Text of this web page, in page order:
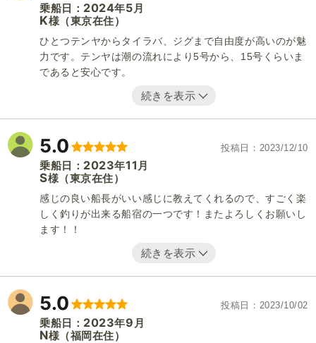
乗船日： 2024年5 月
K様 （東京在住）
ひとつテンヤからタイラバ、ジグまで自由度が高いのが魅
力です。テンヤは潮の流れにより5号から、15号くらいま
であると安心です。
続きを表示
5.0 投稿日 2023/12/10
乗船日： 2023年11 月
S様 （東京在住）
感じの良い船長がいい感じに教えてくれるので、すごく楽
しく釣りが出来る船宿の一つです！またよろしくお願いし
ます！！
続きを表示
5.0 投稿日 2023/10/02
乗船日： 2023年9 月
N様 （福岡在住）